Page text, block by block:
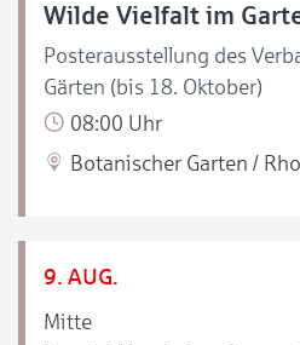
Wilde Vielfalt im
Posterausstellung des
Gärten (bis 18. Oktober)
08:00 Uhr
Botanischer Garten /
9. AUG.
Mitte